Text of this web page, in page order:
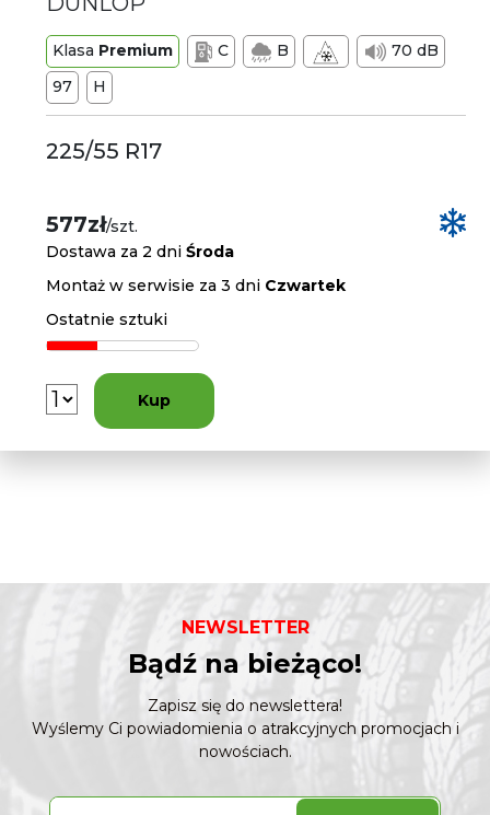
Klasa Premium C B
70 dB
97
H
225/55 R17
577zł/szt.
Dostawa za 2 dniŚroda
Montaż w serwisie za 3 dni Czwartek
Ostatnie sztuki
Kup
NEWSLETTER
Bądź na bieżąco!
Zapisz się do newslettera!
Wyślemy Ci powiadomienia o atrakcyjnych promocjach i
nowościach.